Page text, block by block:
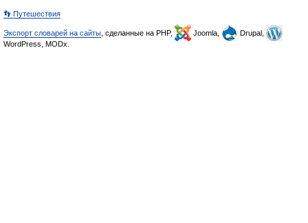
👣 Путешествия
Экспорт словарей на сайты , сделанные на PHP, Joomla,
Drupal,
WordPress, MODx.